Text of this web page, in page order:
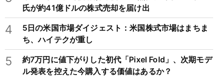
氏が約41億ドルの株式売却を届け出
4
5日の米国市場ダイジェスト：米国株式市場はまちま
ち、ハイテクが重し
5
約7万円に値下がりした初代「Pixel Fold」、次期モデ
ル発表を控えた今購入する価値はあるか？